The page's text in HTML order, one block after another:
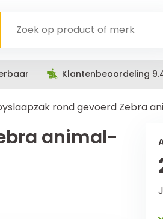
Klantenbeoordeling
rond gevoerd Zebra
animal-